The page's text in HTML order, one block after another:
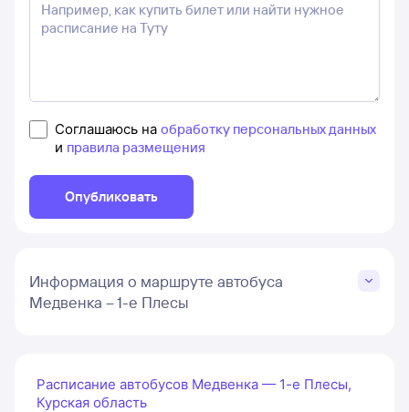
Соглашаюсь на обработку персональных данных
и правила размещения
Опубликовать
Информация о маршруте автобуса
Медвенка – 1-е Плесы
Расписание автобусов Медвенка — 1-е Плесы,
Курская область